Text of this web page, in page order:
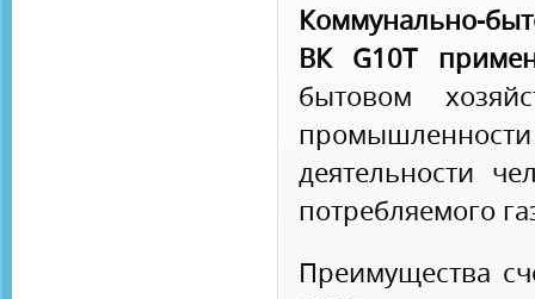
Коммунально-
ВК G10Т
бытовом
деятельности
потребляемого
Преимущества